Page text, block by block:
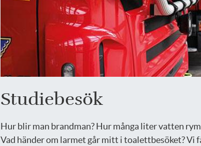
Studiebesök
Hur blir man brandman? Hur många liter vatten
Vad händer om larmet går mitt i toalettbesöket? Vi